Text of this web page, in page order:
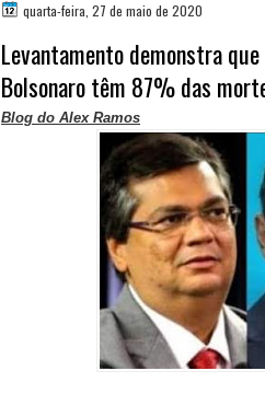
quarta-feira, 27 de maio de 2020
Levantamento demonstra
Bolsonaro têm 87% das
Blog do Alex Ramos